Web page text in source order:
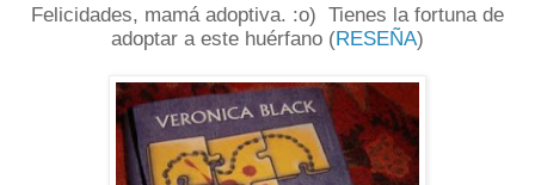
Felicidades, mamá adoptiva. :o) Tienes la fortuna de
adoptar a este huérfano (RESEÑA)